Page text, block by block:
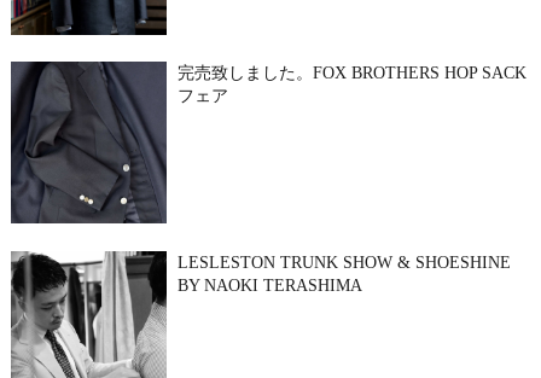
完売致しました。FOX BROTHERS HOP SACK
フェア
LESLESTON TRUNK SHOW & SHOESHINE
BY NAOKI TERASHIMA